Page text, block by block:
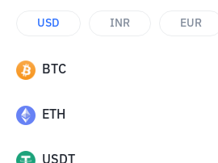
USD INR EUR
BTC
ETH
USDT